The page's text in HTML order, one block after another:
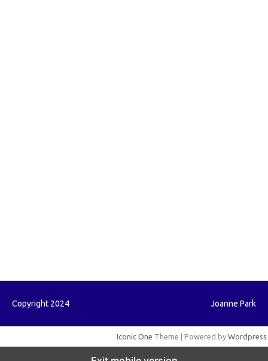
Copyright 2024 Joanne Park
Iconic One Theme | Powered by Wordpress